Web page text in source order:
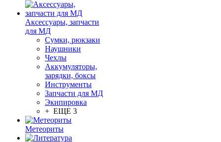
Аксессуары, запчасти
для МД
Сумки, рюкзаки
Наушники
Чехлы
Аккумуляторы,
зарядки, боксы
Инструменты
Запчасти для МД
Экипировка
+ ЕЩЕ 3
Метеориты